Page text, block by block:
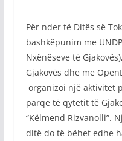
Për nder të Ditës së
bashkëpunim me
Nxënëseve të
Gjakovës dhe me
organizoi një aktivitet
parqe të qytetit të
“Këlmend Rizvanolli”.
ditë do të bëhet edhe